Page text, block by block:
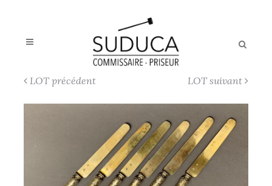
LOT précédent LOT suivant